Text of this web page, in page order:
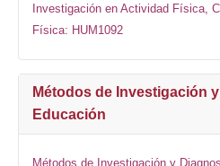
Investigación en Actividad Física,
Física: HUM1092
Métodos de Investigación
Educación
Métodos de Investigación y